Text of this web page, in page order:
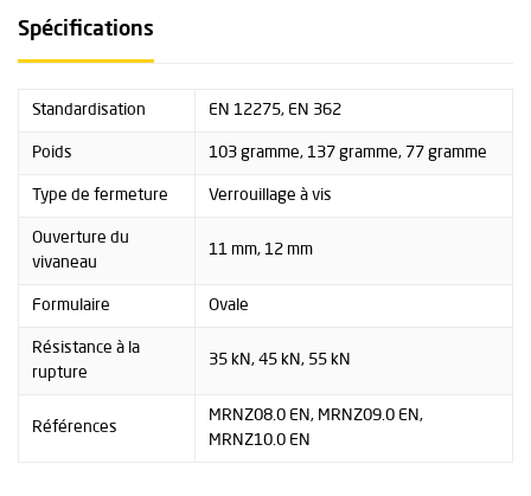
Spécifications
Standardisation EN 12275, EN 362
Poids 103 gramme, 137 gramme, 77 gramme
Type de fermeture Verrouillage à vis
Ouverture du
vivaneau
11 mm, 12 mm
Formulaire Ovale
Résistance à la
rupture
35 kN, 45 kN, 55 kN
Références
MRNZ08.0 EN, MRNZ09.0 EN,
MRNZ10.0 EN